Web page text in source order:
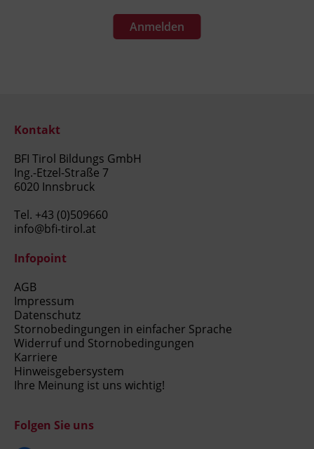
Anmelden
Kontakt
BFI Tirol Bildungs GmbH
Ing.-Etzel-Straße 7
6020 Innsbruck
Tel. +43 (0)509660
info@bfi-tirol.at
Infopoint
AGB
Impressum
Datenschutz
Stornobedingungen in einfacher Sprache
Widerruf und Stornobedingungen
Karriere
Hinweisgebersystem
Ihre Meinung ist uns wichtig!
Folgen Sie uns